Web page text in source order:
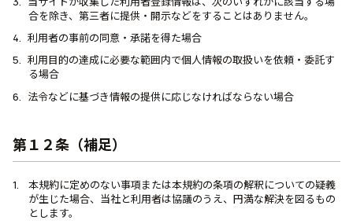
合を除き、第三者に提供・開示などをすることはありません。
利用者の事前の同意・承諾を得た場合
利用目的の達成に必要な範囲内で個人情報の取扱いを依頼・委託す
る場合
法令などに基づき情報の提供に応じなければならない場合
第１２条（補足）
本規約に定めのない事項または本規約の条項の解釈についての疑義
が生じた場合、当社と利用者は協議のうえ、円満な解決を図るもの
とします。